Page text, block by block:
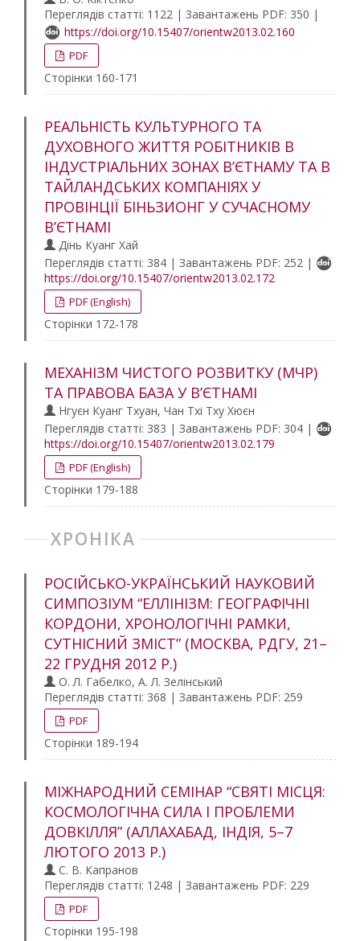
Переглядів статті: 1122 | Завантажень PDF: 350 |
https://doi.org/10.15407/orientw2013.02.160
PDF
Сторінки 160-171
РЕАЛЬНІСТЬ КУЛЬТУРНОГО ТА
ДУХОВНОГО ЖИТТЯ РОБІТНИКІВ В
ІНДУСТРІАЛЬНИХ ЗОНАХ В’ЄТНАМУ ТА В
ТАЙЛАНДСЬКИХ КОМПАНІЯХ У
ПРОВІНЦІЇ БІНЬЗИОНГ У СУЧАСНОМУ
В’ЄТНАМІ
Дінь Куанг Хай
Переглядів статті: 384 | Завантажень PDF: 252 |
https://doi.org/10.15407/orientw2013.02.172
PDF (English)
Сторінки 172-178
МЕХАНІЗМ ЧИСТОГО РОЗВИТКУ (МЧР)
ТА ПРАВОВА БАЗА У В’ЄТНАМІ
Нгуєн Куанг Тхуан, Чан Тхі Тху Хюєн
Переглядів статті: 383 | Завантажень PDF: 304 |
https://doi.org/10.15407/orientw2013.02.179
PDF (English)
Сторінки 179-188
ХРОНІКА
РОСІЙСЬКО-УКРАЇНСЬКИЙ НАУКОВИЙ
СИМПОЗІУМ “ЕЛЛІНІЗМ: ГЕОГРАФІЧНІ
КОРДОНИ, ХРОНОЛОГІЧНІ РАМКИ,
СУТНІСНИЙ ЗМІСТ” (МОСКВА, РДГУ, 21–
22 ГРУДНЯ 2012 Р.)
О. Л. Габелко, А. Л. Зелінський
Переглядів статті: 368 | Завантажень PDF: 259
PDF
Сторінки 189-194
МІЖНАРОДНИЙ СЕМІНАР “СВЯТІ МІСЦЯ:
КОСМОЛОГІЧНА СИЛА І ПРОБЛЕМИ
ДОВКІЛЛЯ” (АЛЛАХАБАД, ІНДІЯ, 5–7
ЛЮТОГО 2013 Р.)
С. В. Капранов
Переглядів статті: 1248 | Завантажень PDF: 229
PDF
Сторінки 195-198